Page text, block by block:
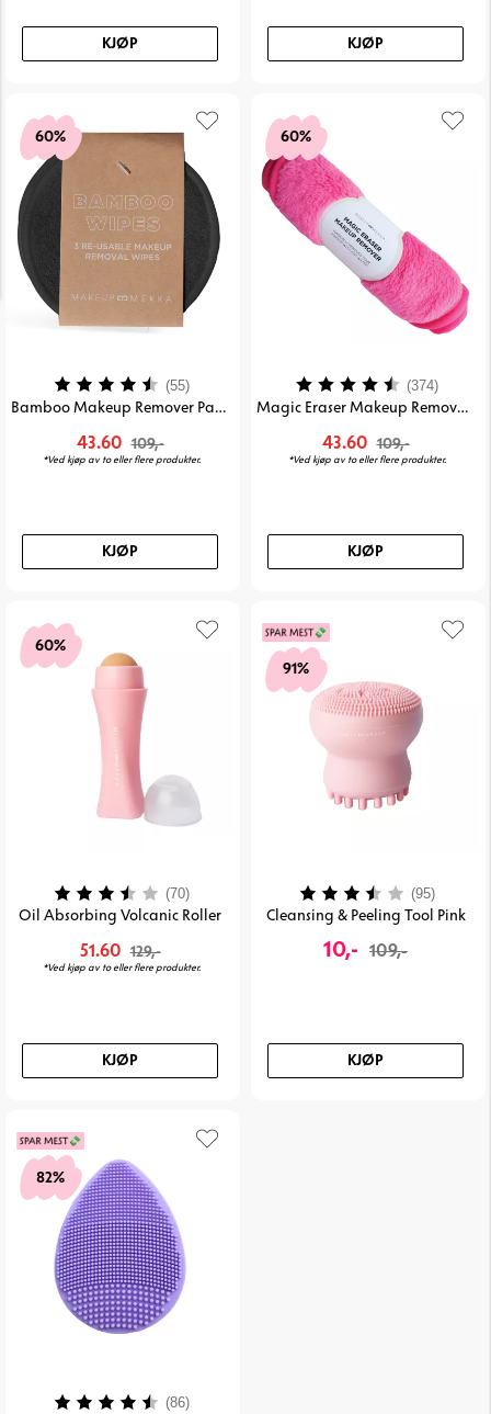
KJØP KJØP
60%
Bamboo Makeup Remover Pads 3pk Black
43.60 109,-
*Ved kjøp av to eller flere produkter.
KJØP
Karakter: (55)4.1 av 5 mulige
60%
Magic Eraser Makeup Remover - Pink
43.60 109,-
*Ved kjøp av to eller flere produkter.
KJØP
Karakter: (374)
60%
Oil Absorbing Volcanic Roller
51.60 129,-
*Ved kjøp av to eller flere produkter.
KJØP
Karakter: (70)3.3 av 5 mulige
91%
Cleansing & Peeling Tool Pink
10,- 109,-
KJØP
Karakter: (95)3.9 av
82%
Karakter: (86)4.2 av 5 mulige